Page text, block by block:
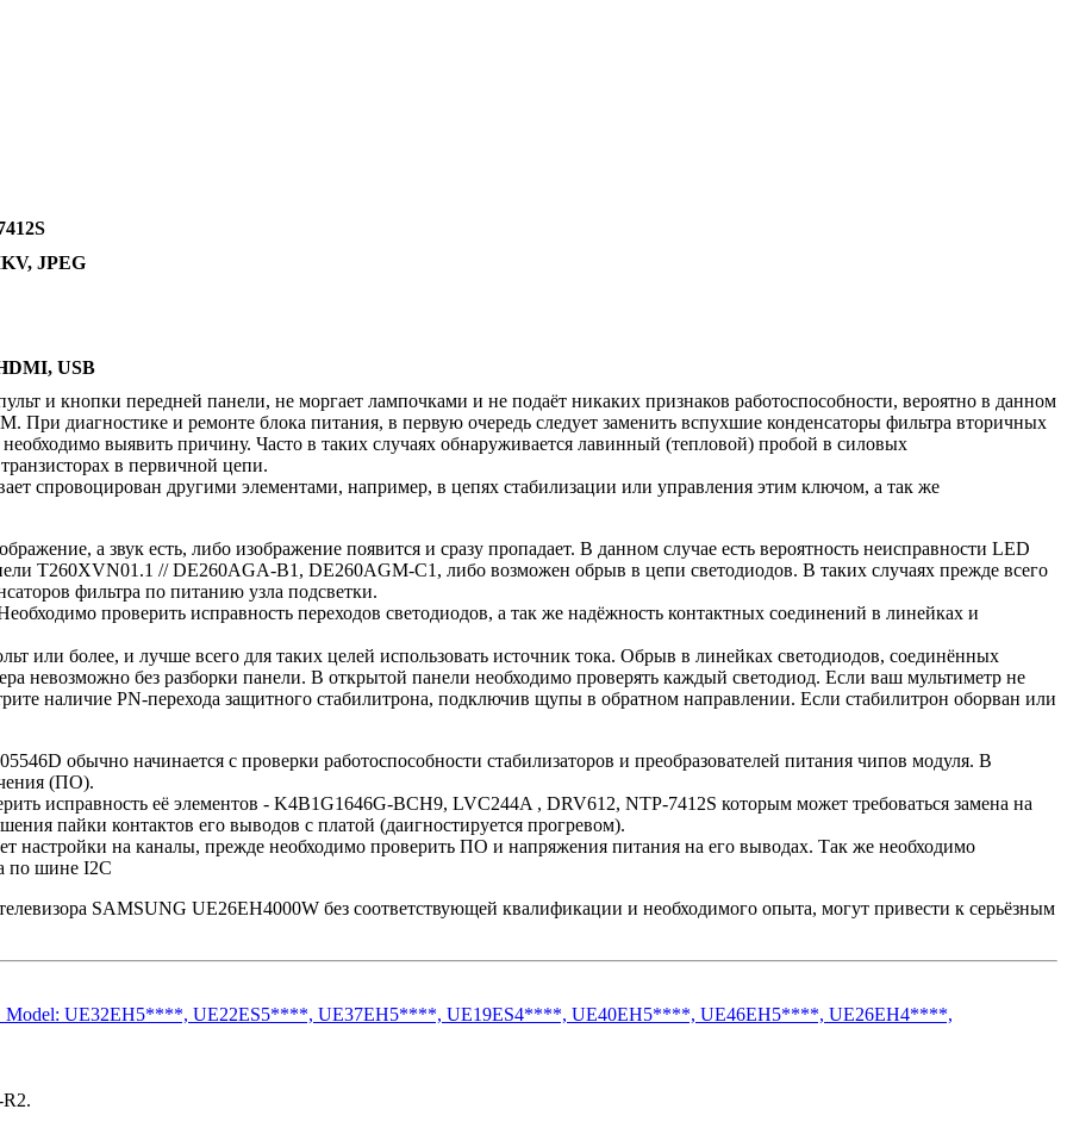
JPEG
USB
и кнопки передней панели, не моргает лампочками и не подаёт никаких признаков работоспособности, вероятно в данном
При диагностике и ремонте блока питания, в первую очередь следует заменить вспухшие конденсаторы фильтра вторичных
выявить причину. Часто в таких случаях обнаруживается лавинный (тепловой) пробой в силовых
в первичной цепи.
спровоцирован другими элементами, например, в цепях стабилизации или управления этим ключом, а так же
а звук есть, либо изображение появится и сразу пропадает. В данном случае есть вероятность неисправности LED
T260XVN01.1 // DE260AGA-B1, DE260AGM-C1, либо возможен обрыв в цепи светодиодов. В таких случаях прежде всего
фильтра по питанию узла подсветки.
проверить исправность переходов светодиодов, а так же надёжность контактных соединений в линейках и
или более, и лучше всего для таких целей использовать источник тока. Обрыв в линейках светодиодов, соединённых
невозможно без разборки панели. В открытой панели необходимо проверять каждый светодиод. Если ваш мультиметр не
наличие PN-перехода защитного стабилитрона, подключив щупы в обратном направлении. Если стабилитрон оборван или
обычно начинается с проверки работоспособности стабилизаторов и преобразователей питания чипов модуля. В
(ПО).
исправность её элементов - K4B1G1646G-BCH9, LVC244A , DRV612, NTP-7412S которым может требоваться замена на
пайки контактов его выводов с платой (даигностируется прогревом).
на каналы, прежде необходимо проверить ПО и напряжения питания на его выводах. Так же необходимо
по шине I2C
SAMSUNG UE26EH4000W без соответствующей квалификации и необходимого опыта, могут привести к серьёзным
Model: UE32EH5****, UE22ES5****, UE37EH5****, UE19ES4****, UE40EH5****, UE46EH5****, UE26EH4****,